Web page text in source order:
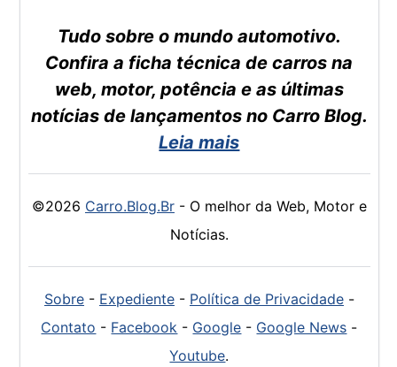
Tudo sobre o mundo automotivo.
Confira a ficha técnica de carros na
web, motor, potência e as últimas
notícias de lançamentos no Carro Blog.
Leia mais
©2026 Carro.Blog.Br- O melhor da Web, Motor e
Notícias.
Sobre- Expediente- Política de Privacidade-
Contato - Facebook - Google - Google News -
Youtube.